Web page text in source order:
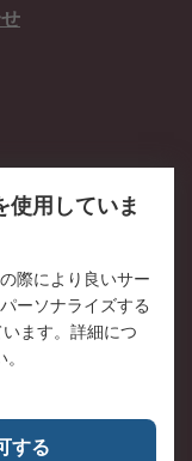
ートサイト
史
いて
用していま
際により良いサー
ーソナライズする
ます。詳細につ
する